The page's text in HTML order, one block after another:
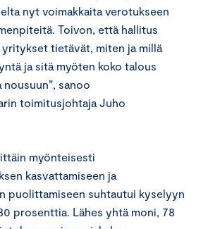
nyt voimakkaita verotukseen
Toivon, että hallitus
tietävät, miten ja millä
ja sitä myöten koko talous
nousuun”, sanoo
toimitusjohtaja Juho
myönteisesti
kasvattamiseen ja
puolittamiseen suhtautui kyselyyn
prosenttia. Lähes yhtä moni, 78